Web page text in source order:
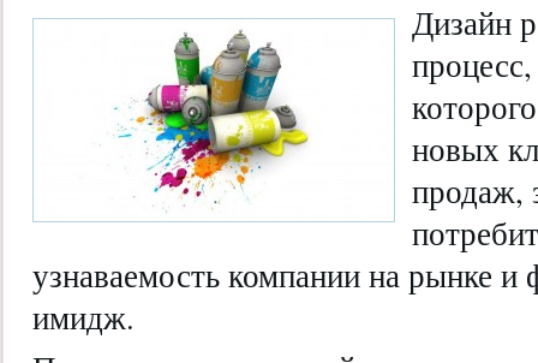
Дизайн
новых
продаж,
узнаваемость компании на рынке
имидж.